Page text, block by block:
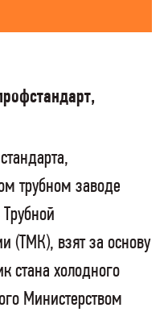
трубном заводе
(ТМК), взят за основу
стана холодного
Министерством